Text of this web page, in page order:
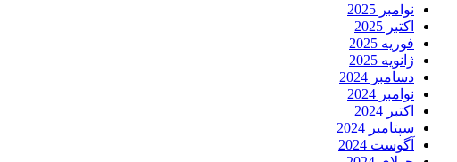
نوامبر 2025
اکتبر 2025
فوریه 2025
ژانویه 2025
دسامبر 2024
نوامبر 2024
اکتبر 2024
سپتامبر 2024
آگوست 2024